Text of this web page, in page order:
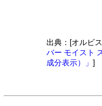
出典：[オルビ
バー モイスト
成分表示）」 ]